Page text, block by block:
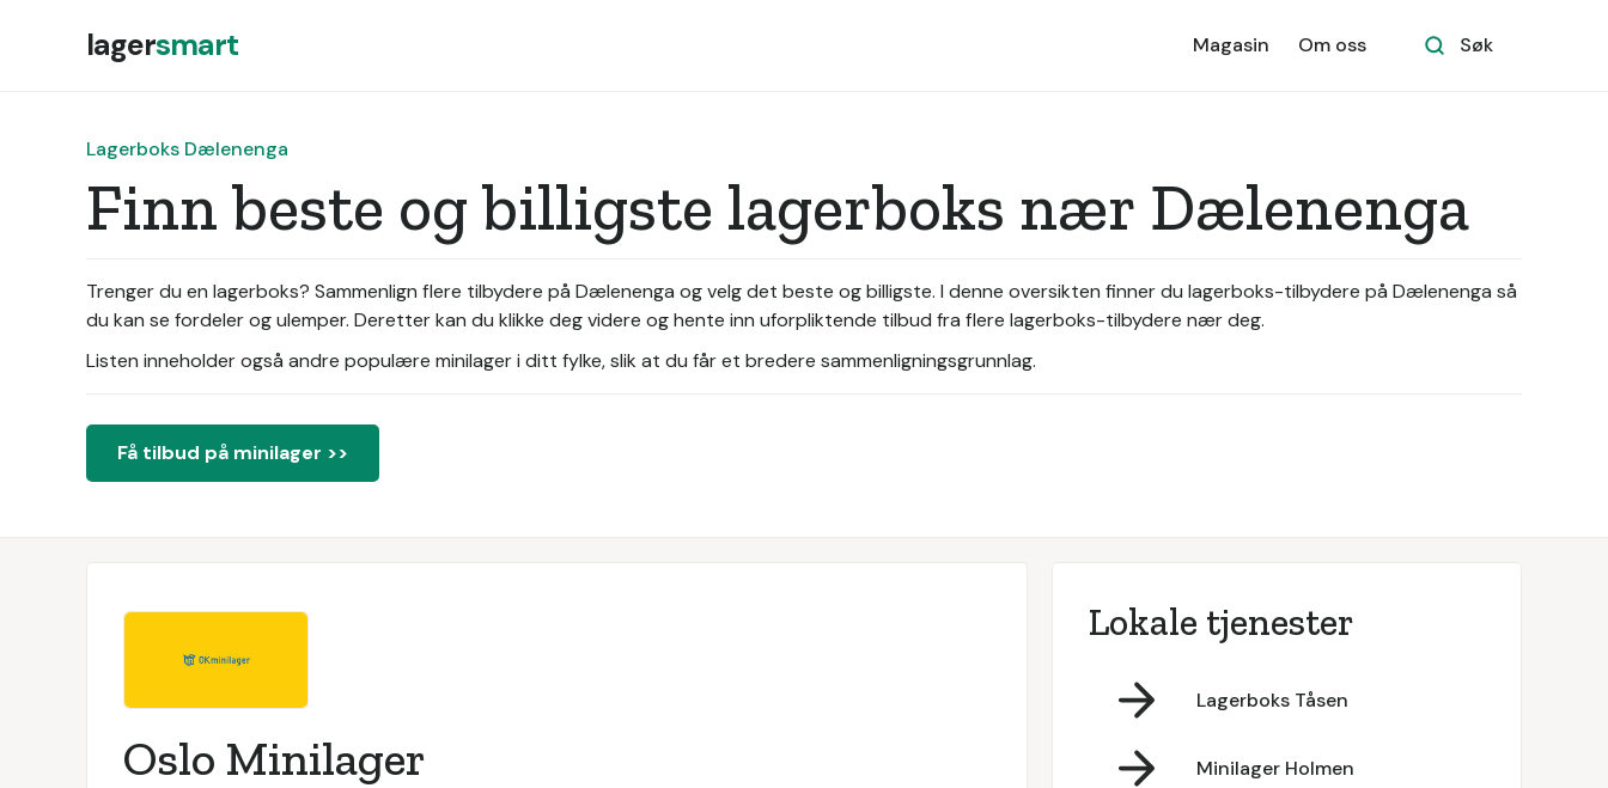
lagersmart Magasin Om oss Søk
Lagerboks Dælenenga
Finn beste og billigste lagerboks nær Dælenenga
Trenger du en lagerboks? Sammenlign flere tilbydere på Dælenenga og velg det beste og billigste. I denne oversikten finner du lagerboks-tilbydere på Dælenenga så
du kan se fordeler og ulemper. Deretter kan du klikke deg videre og hente inn uforpliktende tilbud fra flere lagerboks-tilbydere nær deg.
Listen inneholder også andre populære minilager i ditt fylke, slik at du får et bredere sammenligningsgrunnlag.
Få tilbud på minilager >>
Oslo Minilager
Lokale tjenester
Lagerboks Tåsen
Minilager Holmen